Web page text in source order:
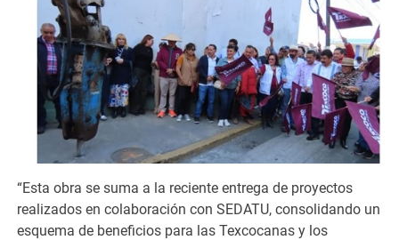
“Esta obra se suma a la reciente entrega de proyectos
realizados en colaboración con SEDATU, consolidando un
esquema de beneficios para las Texcocanas y los